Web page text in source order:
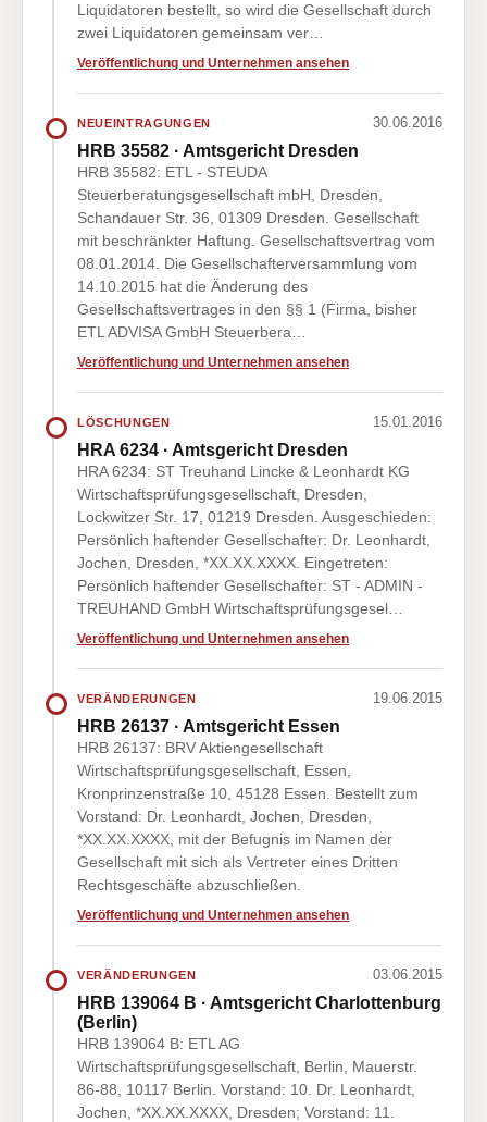
Liquidatoren bestellt, so wird die Gesellschaft durch
zwei Liquidatoren gemeinsam ver…
Veröffentlichung und Unternehmen ansehen
NEUEINTRAGUNGEN 30.06.2016
HRB 35582 · Amtsgericht Dresden
HRB 35582: ETL - STEUDA
Steuerberatungsgesellschaft mbH, Dresden,
Schandauer Str. 36, 01309 Dresden. Gesellschaft
mit beschränkter Haftung. Gesellschaftsvertrag vom
08.01.2014. Die Gesellschafterversammlung vom
14.10.2015 hat die Änderung des
Gesellschaftsvertrages in den §§ 1 (Firma, bisher
ETL ADVISA GmbH Steuerbera…
Veröffentlichung und Unternehmen ansehen
LÖSCHUNGEN 15.01.2016
HRA 6234 · Amtsgericht Dresden
HRA 6234: ST Treuhand Lincke & Leonhardt KG
Wirtschaftsprüfungsgesellschaft, Dresden,
Lockwitzer Str. 17, 01219 Dresden. Ausgeschieden:
Persönlich haftender Gesellschafter: Dr. Leonhardt,
Jochen, Dresden, *XX.XX.XXXX. Eingetreten:
Persönlich haftender Gesellschafter: ST - ADMIN -
TREUHAND GmbH Wirtschaftsprüfungsgesel…
Veröffentlichung und Unternehmen ansehen
VERÄNDERUNGEN 19.06.2015
HRB 26137 · Amtsgericht Essen
HRB 26137: BRV Aktiengesellschaft
Wirtschaftsprüfungsgesellschaft, Essen,
Kronprinzenstraße 10, 45128 Essen. Bestellt zum
Vorstand: Dr. Leonhardt, Jochen, Dresden,
*XX.XX.XXXX, mit der Befugnis im Namen der
Gesellschaft mit sich als Vertreter eines Dritten
Rechtsgeschäfte abzuschließen.
Veröffentlichung und Unternehmen ansehen
VERÄNDERUNGEN 03.06.2015
HRB 139064 B · Amtsgericht Charlottenburg
(Berlin)
HRB 139064 B: ETL AG
Wirtschaftsprüfungsgesellschaft, Berlin, Mauerstr.
86-88, 10117 Berlin. Vorstand: 10. Dr. Leonhardt,
Jochen, *XX.XX.XXXX, Dresden; Vorstand: 11.